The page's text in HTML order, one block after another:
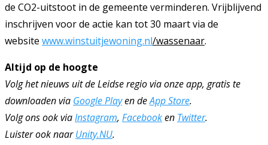
de CO2-uitstoot in de gemeente verminderen. Vrijblijvend
inschrijven voor de actie kan tot 30 maart via de
website www.winstuitjewoning.nl/wassenaar.
Altijd op de hoogte
Volg het nieuws uit de Leidse regio via onze app, gratis te
downloaden via Google Playen deApp Store.
Volg ons ook viaInstagram, Facebooken Twitter.
Luister ook naarUnity.NU.